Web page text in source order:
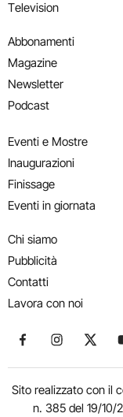
Television
Abbonamenti
Magazine
Newsletter
Podcast
Eventi e Mostre
Inaugurazioni
Finissage
Eventi in giornata
Chi siamo
Pubblicità
Contatti
Lavora con noi
Seguici suSeguici su
Sito realizzato con il
n. 385 del 19/10/